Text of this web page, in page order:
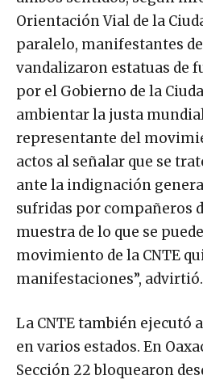
Orientación Vial de la
paralelo, manifestantes
vandalizaron estatuas de
por el Gobierno de la
ambientar la justa
representante del
actos al señalar que se
ante la indignación
sufridas por compañeros
muestra de lo que se
movimiento de la CNTE
manifestaciones”, advirtió.
La CNTE también ejecutó
en varios estados. En
Sección 22 bloquearon